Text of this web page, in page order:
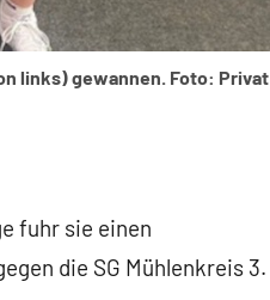
links) gewannen. Foto: Privat
fuhr sie einen
die SG Mühlenkreis 3.